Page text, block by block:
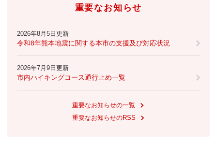
重要なお知らせ
2026年8月5日更新
令和8年熊本地震に関する本市の支援及び対応状況
2026年7月9日更新
市内ハイキングコース通行止め一覧
重要なお知らせの一覧
重要なお知らせのRSS